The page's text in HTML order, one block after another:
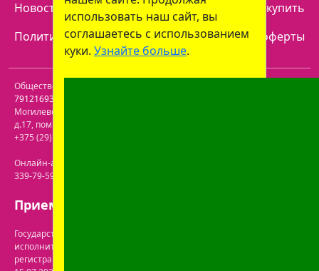
Новости
Доставка
Как купить
Политика конфиденциальности
Договор оферты
Общество с ограниченной ответственностью "Пролайф" УНП
791216930
Могилевская обл.
д.17, пом. 116
+375 (29) 613-08-30
Онлайн-аптека: г. Бобруйск, ул. Советская 40-3. Телефон: +375 (29)
339-79-59. Электронная почта:
Прием заказов: с 9:00 до 21:00.
Государственная регистрация осуществлена Бобруйским городским
исполнительным комитетом управления экономики. Дата и номер
регистрации интернет-магазина в торговом реестре: №722063 от
использовать наш сайт, вы
соглашаетесь с использованием
куки. Узнайте больше.